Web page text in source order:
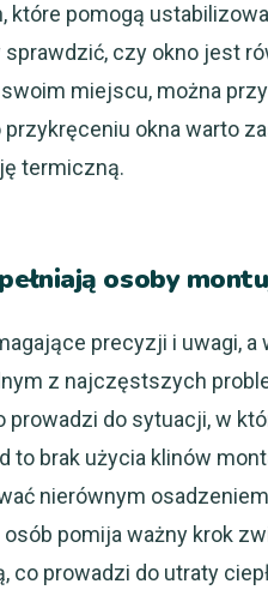
które pomogą
czy okno jest
miejscu, można
okna warto
termiczną.
osoby
precyzji i uwagi, a
z najczęstszych
do sytuacji, w
to brak użycia klinów
nierównym
pomija ważny krok
co prowadzi do utraty